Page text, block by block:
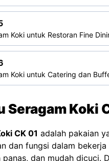
Koki untuk Restoran Fine
Koki untuk Catering dan
Seragam Koki
CK 01 adalah pakaian
dan fungsi dalam
panas, dan mudah dicuci.